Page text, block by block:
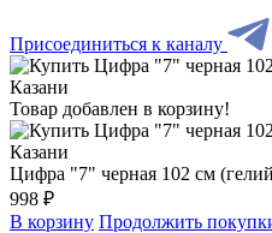
Присоединиться к каналу
Товар добавлен в корзину!
Цифра "7" черная 102 см
998 ₽
В корзину Продолжить